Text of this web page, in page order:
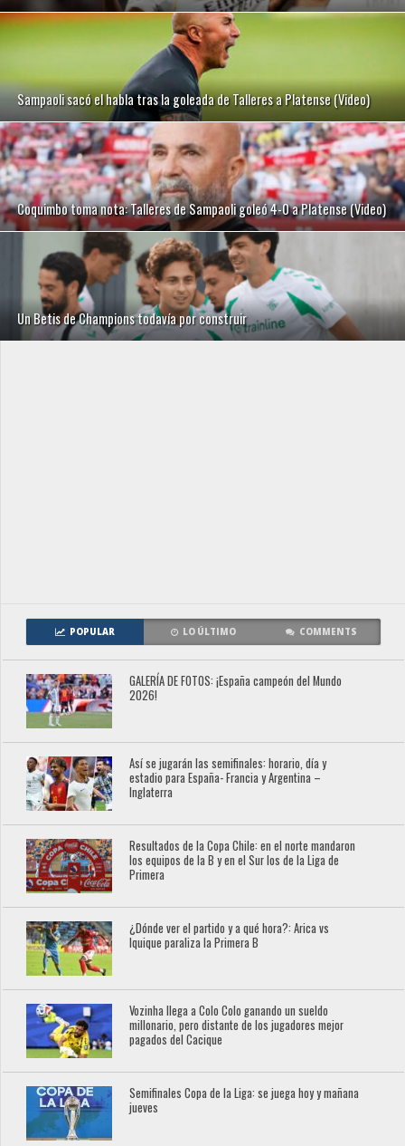
Sampaoli sacó el habla tras la goleada de Talleres a Platense (Video)
Coquimbo toma nota: Talleres de Sampaoli goleó 4-0 a Platense (Video)
Un Betis de Champions todavía por construir
POPULAR LO ÚLTIMO COMMENTS
GALERÍA DE FOTOS: ¡España campeón del Mundo
2026!
Así se jugarán las semifinales: horario, día y
estadio para España- Francia y Argentina –
Inglaterra
Resultados de la Copa Chile: en el norte mandaron
los equipos de la B y en el Sur los de la Liga de
Primera
¿Dónde ver el partido y a qué hora?: Arica vs
Iquique paraliza la Primera B
Vozinha llega a Colo Colo ganando un sueldo
millonario, pero distante de los jugadores mejor
pagados del Cacique
Semifinales Copa de la Liga: se juega hoy y mañana
jueves